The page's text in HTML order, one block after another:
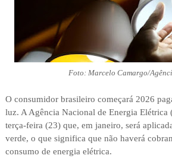
Foto: Marcelo Camargo/
O consumidor brasileiro começará 2026
luz. A Agência Nacional de Energia Elétrica
terça-feira (23) que, em janeiro, será
verde, o que significa que não haverá
consumo de energia elétrica.